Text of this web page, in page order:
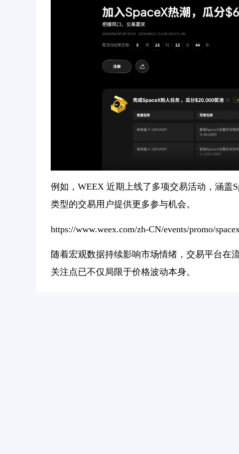
例如，WEEX 近期上线了多项交易活动，涵盖
类型的交易用户提供更多参与机会。
https://www.weex.com/zh-CN/events/promo/
随着宏观数据持续影响市场情绪，交易平台在
关注点已不仅局限于价格波动本身。